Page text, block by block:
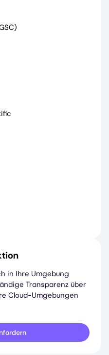
in Ihre Umgebung
Transparenz über
Cloud-Umgebungen